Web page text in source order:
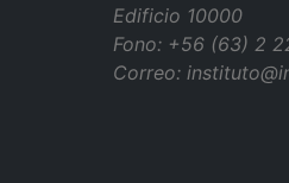
Edificio 10000
Fono: +56 (63) 2
Correo: